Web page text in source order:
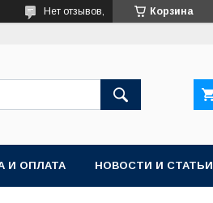
Корзина
Нет отзывов,
И ОПЛАТА НОВОСТИ И СТАТЬИ